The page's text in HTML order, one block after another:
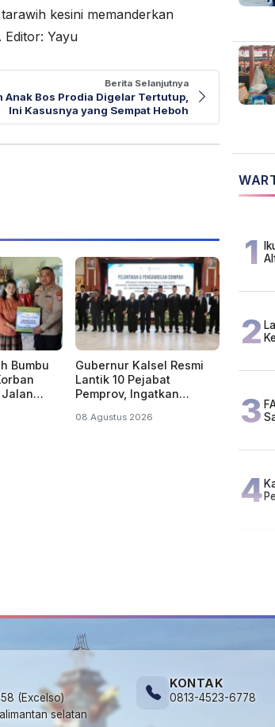
kesini memanderkan
Editor: Yayu
Berita Selanjutnya
Anak Bos Prodia Digelar Tertutup,
Ini Kasusnya yang Sempat Heboh
Bumbu
Gubernur Kalsel Resmi
Lantik 10 Pejabat
Pemprov, Ingatkan
08 Agustus 2026
1
2
3
4
(Excelso)
selatan
KONTAK
0813-4523-6778